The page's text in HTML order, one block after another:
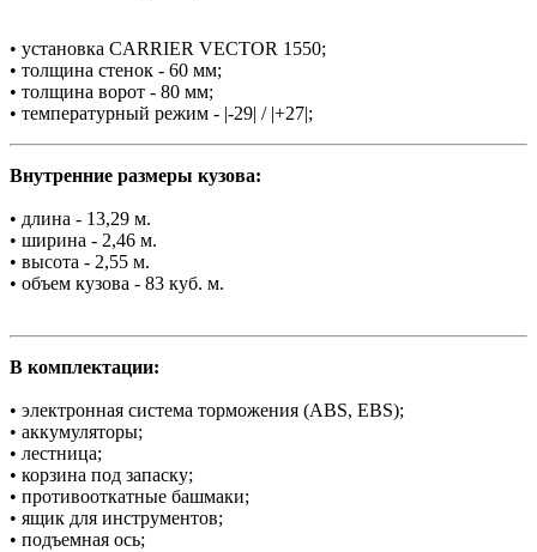
• установка CARRIER VECTOR 1550;
• толщина стенок - 60 мм;
• толщина ворот - 80 мм;
• температурный режим - |-29| / |+27|;
Внутренние размеры кузова:
• длина - 13,29 м.
• ширина - 2,46 м.
• высота - 2,55 м.
• объем кузова - 83 куб. м.
В комплектации:
• электронная система торможения (ABS, EBS);
• аккумуляторы;
• лестница;
• корзина под запаску;
• противооткатные башмаки;
• ящик для инструментов;
• подъемная ось;